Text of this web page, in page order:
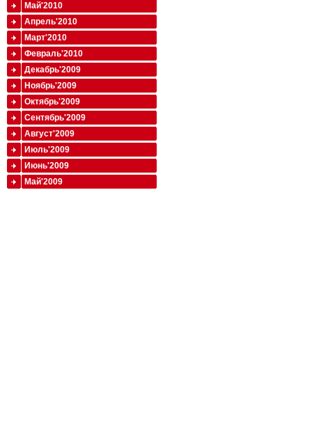
Май'2010
Апрель'2010
Март'2010
Февраль'2010
Декабрь'2009
Ноябрь'2009
Октябрь'2009
Сентябрь'2009
Август'2009
Июль'2009
Июнь'2009
Май'2009